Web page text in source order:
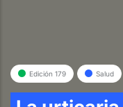
Edición 179 Salud